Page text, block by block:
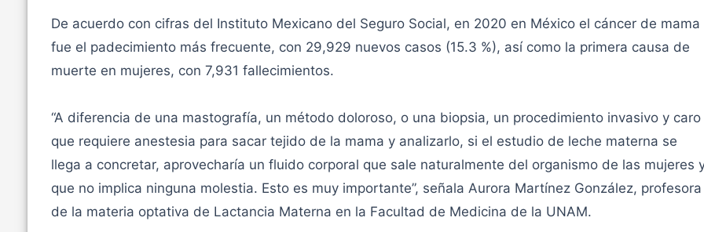
De acuerdo con cifras del Instituto Mexicano del Seguro Social, en 2020 en México el cáncer de mama
fue el padecimiento más frecuente, con 29,929 nuevos casos (15.3 %), así como la primera causa de
muerte en mujeres, con 7,931 fallecimientos.
“A diferencia de una mastografía, un método doloroso, o una biopsia, un procedimiento invasivo y caro
que requiere anestesia para sacar tejido de la mama y analizarlo, si el estudio de leche materna se
llega a concretar, aprovecharía un fluido corporal que sale naturalmente del organismo de las mujeres
que no implica ninguna molestia. Esto es muy importante”, señala Aurora Martínez González, profesora
de la materia optativa de Lactancia Materna en la Facultad de Medicina de la UNAM.